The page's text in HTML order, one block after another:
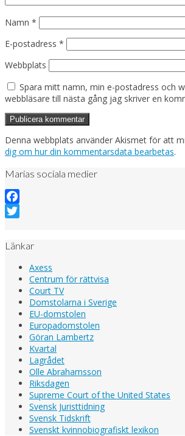
Namn *
E-postadress *
Webbplats
Spara mitt namn, min e-postadress och
webbläsare till nästa gång jag skriver en
Denna webbplats använder Akismet för att
dig om hur din kommentarsdata bearbetas.
Marias sociala medier
Facebook
Länkar
Axess
Centrum för rättvisa
Court TV
Domstolarna i Sverige
EU-domstolen
Europadomstolen
Göran Lambertz
Kvartal
Lagrådet
Olle Abrahamsson
Riksdagen
Supreme Court of the United States
Svensk Juristtidning
Svensk Tidskrift
Svenskt kvinnobiografiskt lexikon